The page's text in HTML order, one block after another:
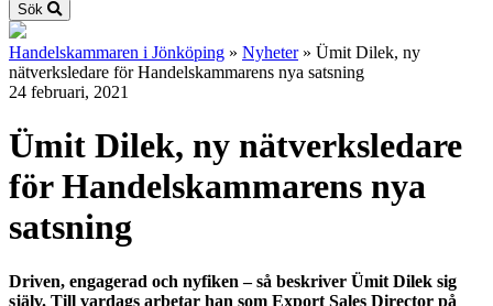
Sök
Handelskammaren i Jönköping » Nyheter » Ümit Dilek, ny
nätverksledare för Handelskammarens nya satsning
24 februari, 2021
Ümit Dilek, ny nätverksledare
för Handelskammarens nya
satsning
Driven, engagerad och nyfiken – så beskriver Ümit Dilek sig
själv. Till vardags arbetar han som Export Sales Director på